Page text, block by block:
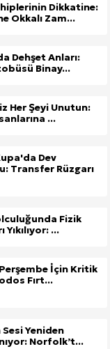
Dikkatine:
Okkalı Zam...
Dehşet Anları:
Binay...
Her Şeyi Unutun:
...
Dev
Transfer Rüzgarı
Fizik
Yıkılıyor: ...
İçin Kritik
Fırt...
Sesi Yeniden
Norfolk’t...